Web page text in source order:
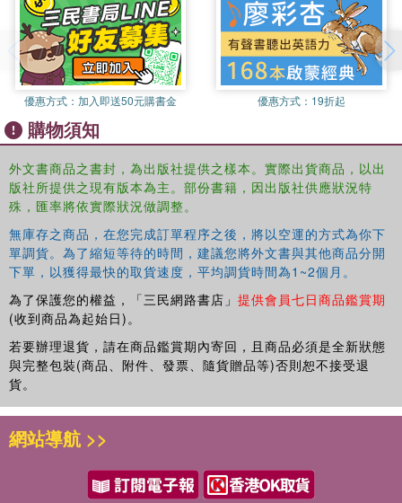
優惠方式： 加入即送50元購書金 優惠方式： 19折起
購物須知
外文書商品之書封，為出版社提供之樣本。實際出貨商品，以出
版社所提供之現有版本為主。部份書籍，因出版社供應狀況特
殊，匯率將依實際狀況做調整。
無庫存之商品，在您完成訂單程序之後，將以空運的方式為你下
單調貨。為了縮短等待的時間，建議您將外文書與其他商品分開
下單，以獲得最快的取貨速度，平均調貨時間為1~2個月。
為了保護您的權益，「三民網路書店」 提供會員七日商品鑑賞期
(收到商品為起始日)。
若要辦理退貨，請在商品鑑賞期內寄回，且商品必須是全新狀態
與完整包裝(商品、附件、發票、隨貨贈品等)否則恕不接受退
貨。
網站導航 >>